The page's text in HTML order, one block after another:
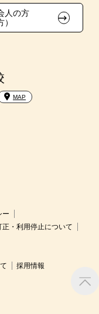
人の方
MAP
ー
・利用停止について
採用情報